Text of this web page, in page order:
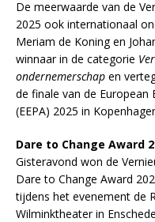
De meerwaarde van de
2025 ook internationaal
Meriam de Koning en
winnaar in de categorie
ondernemerschap en
de finale van de
(EEPA) 2025 in
Dare to Change Award
Gisteravond won de
Dare to Change Award
tijdens het evenement de
Wilminktheater in